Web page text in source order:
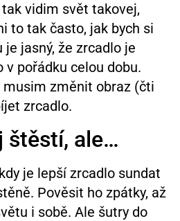
vidim svět takovej,
to tak často, jak bych si
jasný, že zrcadlo je
v pořádku celou dobu.
musim změnit obraz (čti
zrcadlo.
štěstí, ale…
je lepší zrcadlo sundat
Pověsit ho zpátky, až
i sobě. Ale šutry do